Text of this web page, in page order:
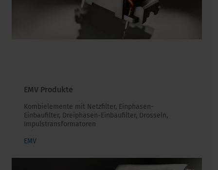
EMV Produkte
Kombielemente mit Netzfilter, Einphasen-
Einbaufilter, Dreiphasen-Einbaufilter, Drosseln,
Impulstransformatoren
EMV